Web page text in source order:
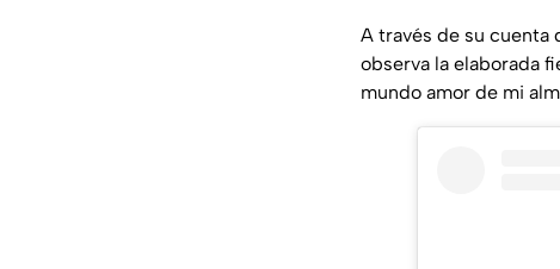
A través de su cuenta
observa la elaborada
mundo amor de mi